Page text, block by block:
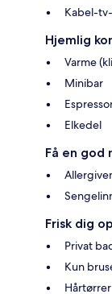
Kabel-
Hjemlig
Varme
Minibar
Elkedel
Få en god
Frisk dig op
Privat
Kun
Hårtørrer